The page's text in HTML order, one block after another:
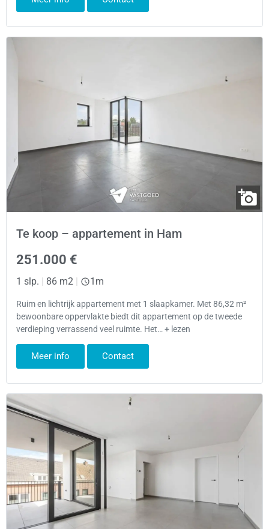
Te koop – appartement in Ham
251.000 €
1 slp. | 86 m2 | 1m
Ruim en lichtrijk appartement met 1 slaapkamer. Met 86,32 m²
bewoonbare oppervlakte biedt dit appartement op de tweede
verdieping verrassend veel ruimte. Het… + lezen
Meer info Contact